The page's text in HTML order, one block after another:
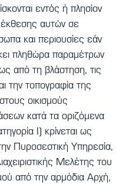
εντός ή πλησίον
αυτών σε
και περιουσίες εάν
πληθώρα παραμέτρων
από τη βλάστηση, τις
την τοπογραφία της
οικισμούς
κατά τα οριζόμενα
Ι) κρίνεται ως
Πυροσεστική Υπηρεσία,
Μελέτης του
από την αρμόδια Αρχή,